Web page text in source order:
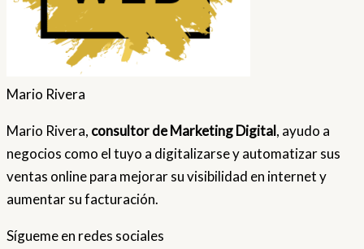
Mario Rivera
Mario Rivera, consultor de Marketing Digital, ayudo a
negocios como el tuyo a digitalizarse y automatizar sus
ventas online para mejorar su visibilidad en internet y
aumentar su facturación.
Sígueme en redes sociales